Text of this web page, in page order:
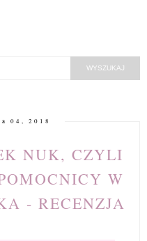
04, 2018
NUK, CZYLI
W
- RECENZJA